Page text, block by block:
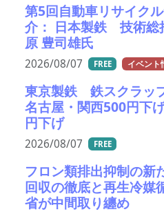
第5回自動車リサイク
介： 日本製鉄 技術
原 豊司雄氏
2026/08/07 FREE イベント
東京製鉄 鉄スクラッ
名古屋・関西500円下
円下げ
2026/08/07 FREE
フロン類排出抑制の新
回収の徹底と再生冷
省が中間取り纏め